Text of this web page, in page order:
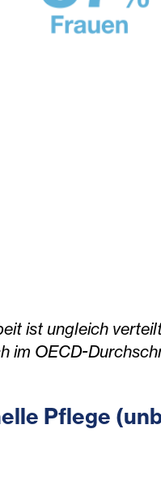
ist ungleich
im OECD-
Pflege